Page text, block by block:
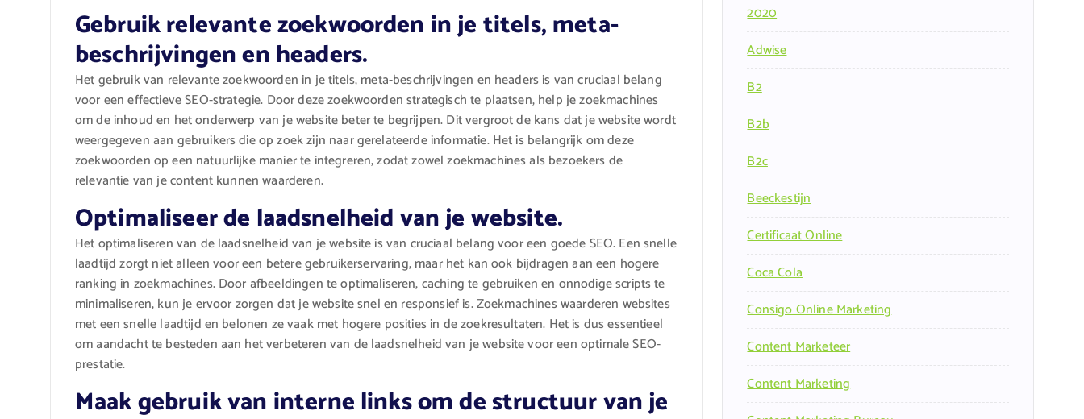
Gebruik relevante zoekwoorden in je titels, meta-
beschrijvingen en headers.
Het gebruik van relevante zoekwoorden in je titels, meta-beschrijvingen en headers is van cruciaal belang
voor een effectieve SEO-strategie. Door deze zoekwoorden strategisch te plaatsen, help je zoekmachines
om de inhoud en het onderwerp van je website beter te begrijpen. Dit vergroot de kans dat je website wordt
weergegeven aan gebruikers die op zoek zijn naar gerelateerde informatie. Het is belangrijk om deze
zoekwoorden op een natuurlijke manier te integreren, zodat zowel zoekmachines als bezoekers de
relevantie van je content kunnen waarderen.
Optimaliseer de laadsnelheid van je website.
Het optimaliseren van de laadsnelheid van je website is van cruciaal belang voor een goede SEO. Een snelle
laadtijd zorgt niet alleen voor een betere gebruikerservaring, maar het kan ook bijdragen aan een hogere
ranking in zoekmachines. Door afbeeldingen te optimaliseren, caching te gebruiken en onnodige scripts te
minimaliseren, kun je ervoor zorgen dat je website snel en responsief is. Zoekmachines waarderen websites
met een snelle laadtijd en belonen ze vaak met hogere posities in de zoekresultaten. Het is dus essentieel
om aandacht te besteden aan het verbeteren van de laadsnelheid van je website voor een optimale SEO-
prestatie.
Maak gebruik van interne links om de structuur van je
2020
Adwise
B2
B2b
B2c
Beeckestijn
Certificaat Online
Coca Cola
Consigo Online Marketing
Content Marketeer
Content Marketing